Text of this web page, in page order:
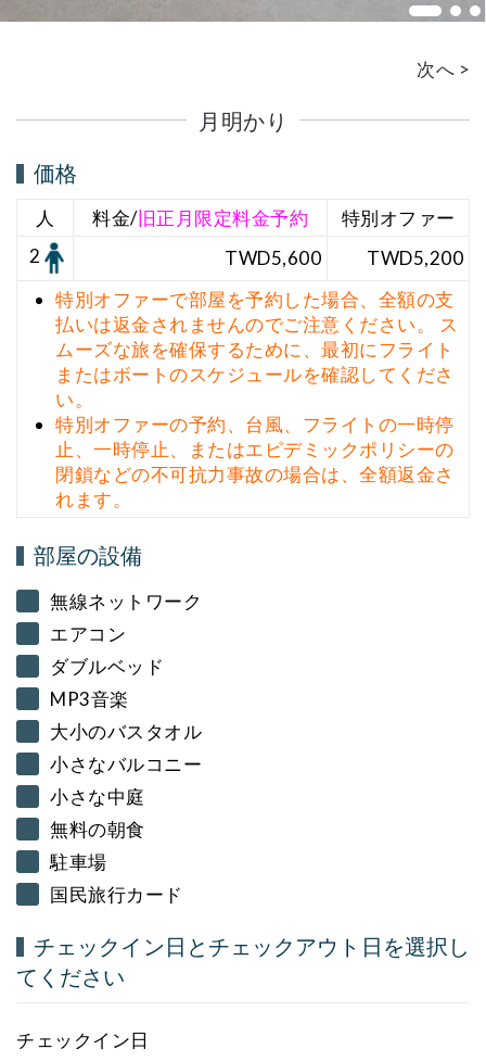
次へ >
月明かり
価格
人 料金/旧正月限定料金予約
特別オファー
2
TWD5,600
TWD5,200
特別オファーで部屋を予約した場合、全額の支
払いは返金されませんのでご注意ください。 ス
ムーズな旅を確保するために、最初にフライト
またはボートのスケジュールを確認してくださ
い。
特別オファーの予約、台風、フライトの一時停
止、一時停止、またはエピデミックポリシーの
閉鎖などの不可抗力事故の場合は、全額返金さ
れます。
部屋の設備
無線ネットワーク
エアコン
ダブルベッド
MP3音楽
大小のバスタオル
小さなバルコニー
小さな中庭
無料の朝食
駐車場
国民旅行カード
チェックイン日とチェックアウト日を選択し
てください
チェックイン日